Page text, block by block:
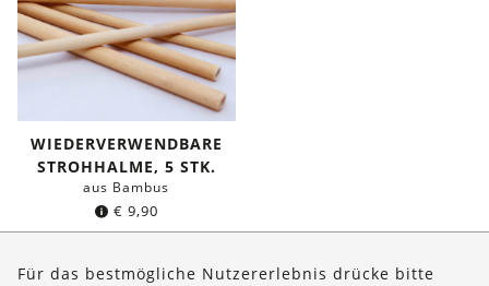
WIEDERVERWENDBARE
STROHHALME, 5 STK.
aus Bambus
€ 9,90
Für das bestmögliche Nutzererlebnis drücke bitte